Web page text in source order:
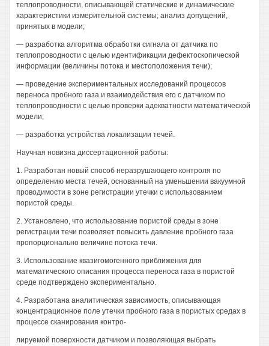
теплопроводности, описывающей статические и динамические
характеристики измерительной системы; анализ допущений,
принятых в модели;
— разработка алгоритма обработки сигнала от датчика по
теплопроводности с целью идентификации дефектоскопической
информации (величины потока и местоположения течи);
— проведение экспериментальных исследований процессов
переноса пробного газа и взаимодействия его с датчиком по
теплопроводности с целью проверки адекватности математической
модели;
— разработка устройства локализации течей.
Научная новизна диссертационной работы:
1. Разработан новый способ неразрушающего контроля по
определению места течей, основанный на уменьшении вакуумной
проводимости в зоне регистрации утечки с использованием
пористой среды.
2. Установлено, что использование пористой среды в зоне
регистрации течи позволяет повысить давление пробного газа
пропорционально величине потока течи.
3. Использование квазигомогенного приближения для
математического описания процесса переноса газа в пористой
среде подтверждено экспериментально.
4. Разработана аналитическая зависимость, описывающая
концентрационное поле утечки пробного газа в пористых средах в
процессе сканирования контро-
лируемой поверхности датчиком и позволяющая выбрать